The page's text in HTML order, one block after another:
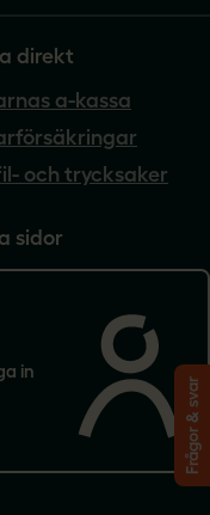
direkt
a-kassa
och trycksaker
sidor
in
Frågor & svar